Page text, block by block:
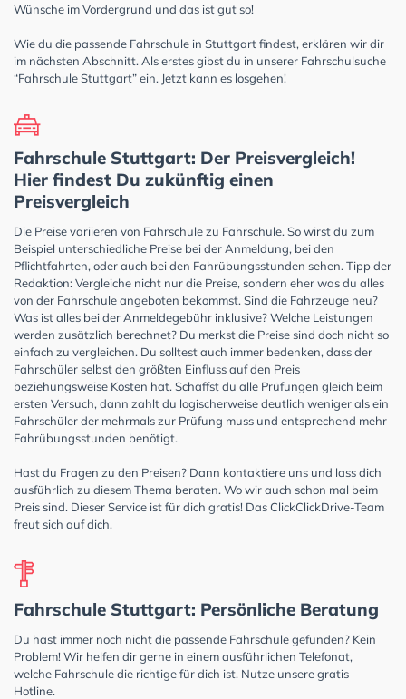
Wünsche im Vordergrund und das ist gut so!
Wie du die passende Fahrschule in Stuttgart findest, erklären wir dir
im nächsten Abschnitt. Als erstes gibst du in unserer Fahrschulsuche
“Fahrschule Stuttgart” ein. Jetzt kann es losgehen!
Fahrschule Stuttgart: Der Preisvergleich!
Hier findest Du zukünftig einen
Preisvergleich
Die Preise variieren von Fahrschule zu Fahrschule. So wirst du zum
Beispiel unterschiedliche Preise bei der Anmeldung, bei den
Pflichtfahrten, oder auch bei den Fahrübungsstunden sehen. Tipp der
Redaktion: Vergleiche nicht nur die Preise, sondern eher was du alles
von der Fahrschule angeboten bekommst. Sind die Fahrzeuge neu?
Was ist alles bei der Anmeldegebühr inklusive? Welche Leistungen
werden zusätzlich berechnet? Du merkst die Preise sind doch nicht so
einfach zu vergleichen. Du solltest auch immer bedenken, dass der
Fahrschüler selbst den größten Einfluss auf den Preis
beziehungsweise Kosten hat. Schaffst du alle Prüfungen gleich beim
ersten Versuch, dann zahlt du logischerweise deutlich weniger als ein
Fahrschüler der mehrmals zur Prüfung muss und entsprechend mehr
Fahrübungsstunden benötigt.
Hast du Fragen zu den Preisen? Dann kontaktiere uns und lass dich
ausführlich zu diesem Thema beraten. Wo wir auch schon mal beim
Preis sind. Dieser Service ist für dich gratis! Das ClickClickDrive-Team
freut sich auf dich.
Fahrschule Stuttgart: Persönliche Beratung
Du hast immer noch nicht die passende Fahrschule gefunden? Kein
Problem! Wir helfen dir gerne in einem ausführlichen Telefonat,
welche Fahrschule die richtige für dich ist. Nutze unsere gratis
Hotline.